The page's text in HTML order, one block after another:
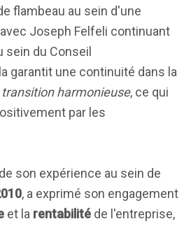
flambeau au sein d'une
Joseph Felfeli continuant
sein du Conseil
garantit une continuité dans la
transition harmonieuse, ce qui
par les
son expérience au sein de
, a exprimé son engagement
et la rentabilité de l'entreprise,